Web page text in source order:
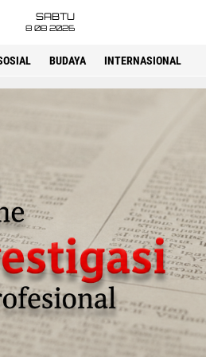
SABTU
8 08 2026
BUDAYA INTERNASIONAL